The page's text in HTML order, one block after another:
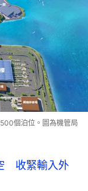
個泊位。圖為機管局
收緊輸入外